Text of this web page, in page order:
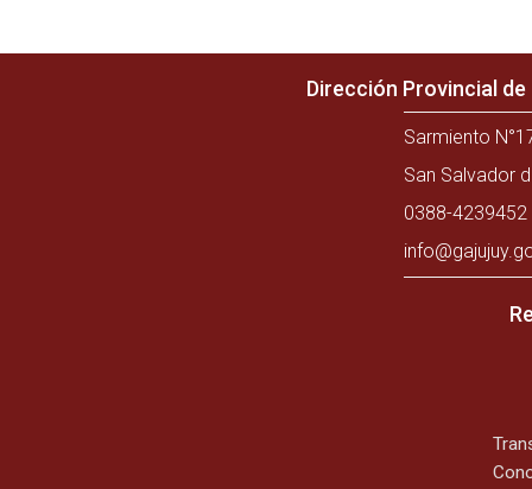
Dirección Provincial
Sarmiento
San Salvador
0388-